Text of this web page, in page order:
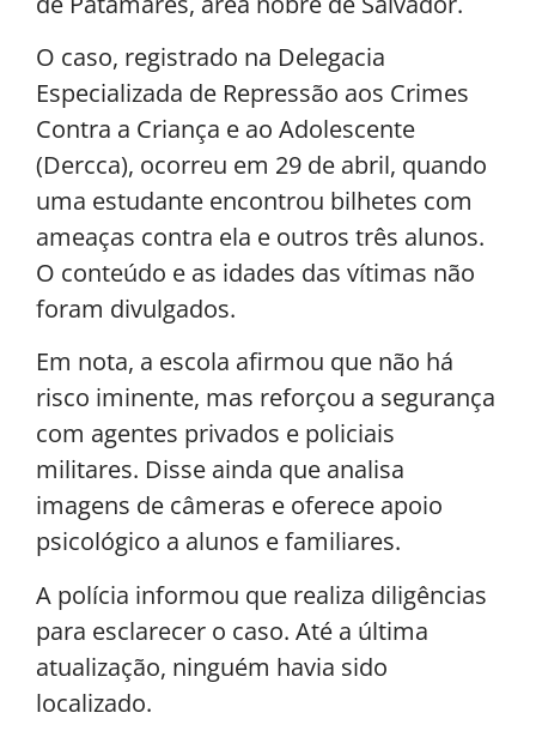
O caso, registrado na Delegacia
Especializada de Repressão aos Crimes
Contra a Criança e ao Adolescente
(Dercca), ocorreu em 29 de abril, quando
uma estudante encontrou bilhetes com
ameaças contra ela e outros três alunos.
O conteúdo e as idades das vítimas não
foram divulgados.
Em nota, a escola afirmou que não há
risco iminente, mas reforçou a segurança
com agentes privados e policiais
militares. Disse ainda que analisa
imagens de câmeras e oferece apoio
psicológico a alunos e familiares.
A polícia informou que realiza diligências
para esclarecer o caso. Até a última
atualização, ninguém havia sido
localizado.